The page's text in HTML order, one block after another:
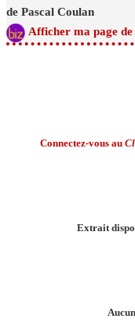
de Pascal Coulan
Afficher ma page
Connectez-vous au
Extrait